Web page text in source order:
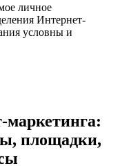
личное
Интернет-
условны и
маркетинга:
площадки,